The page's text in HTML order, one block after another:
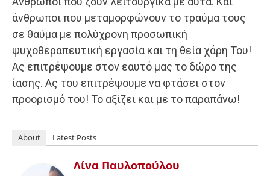
άνθρωποι που μεταμορφώνουν το τραύμα τους
σε θαύμα με πολύχρονη προσωπική
ψυχοθεραπευτική εργασία και τη θεία χάρη Του!
Ας επιτρέψουμε στον εαυτό μας το δώρο της
ίασης. Ας του επιτρέψουμε να φτάσει στον
προορισμό του! Το αξίζει και με το παραπάνω!
About Latest Posts
Λίνα Παυλοπούλου